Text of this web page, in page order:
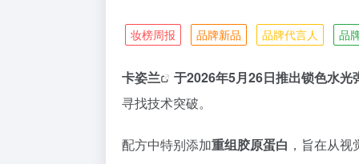
妆榜周报 品牌新品 品牌代言人 品
卡姿兰 于2026年5月26日推出锁色水光
寻找技术突破。
配方中特别添加重组胶原蛋白 ，旨在从